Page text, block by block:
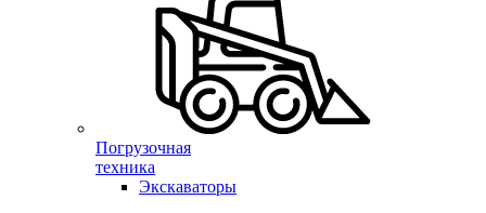
Погрузочная
техника
Экскаваторы